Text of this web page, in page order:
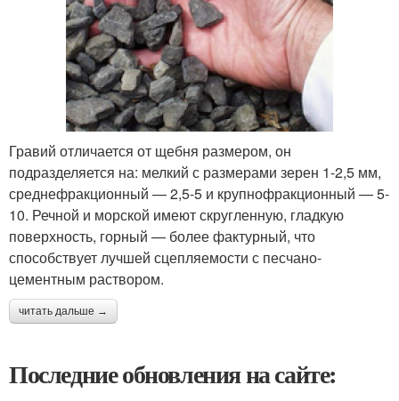
Гравий отличается от щебня размером, он
подразделяется на: мелкий с размерами зерен 1-2,5 мм,
среднефракционный — 2,5-5 и крупнофракционный — 5-
10. Речной и морской имеют скругленную, гладкую
поверхность, горный — более фактурный, что
способствует лучшей сцепляемости с песчано-
цементным раствором.
читать дальше →
Последние обновления на сайте: